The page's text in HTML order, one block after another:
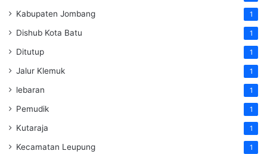
Kabupaten Jombang 1
Dishub Kota Batu 1
Ditutup 1
Jalur Klemuk 1
lebaran 1
Pemudik 1
Kutaraja 1
Kecamatan Leupung 1